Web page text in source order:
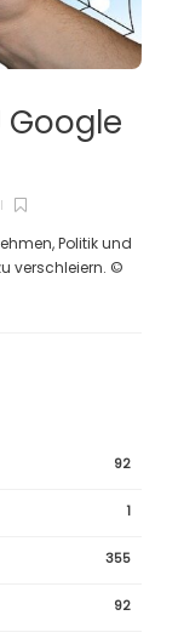
Google
Politik und
verschleiern. ©
92
1
355
92